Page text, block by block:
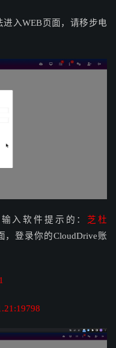
入WEB页面，请移步电
入软件提示的：芝杜
，登录你的CloudDrive账